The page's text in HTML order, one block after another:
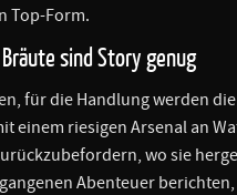
Top-Form.
sind Story genug
für die Handlung werden
einem riesigen Arsenal an
wo sie
Abenteuer